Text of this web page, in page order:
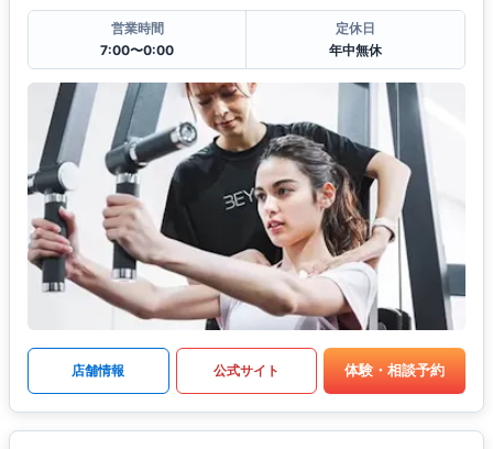
営業時間
7:00〜0:00
定休日
年中無休
店舗情報 公式サイト 体験・相談予約